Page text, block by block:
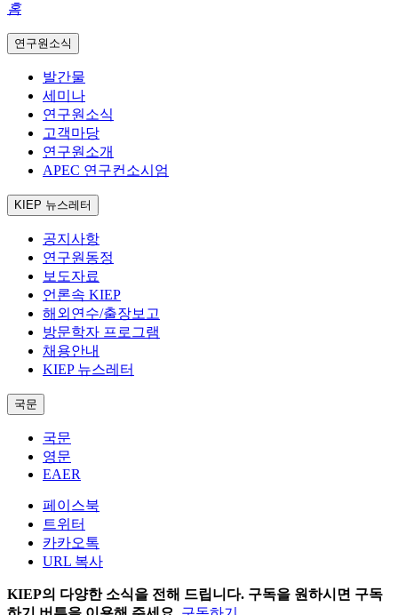
홈
연구원소식
발간물
세미나
연구원소식
고객마당
연구원소개
APEC 연구컨소시엄
KIEP 뉴스레터
공지사항
연구원동정
보도자료
언론속 KIEP
해외연수/출장보고
방문학자 프로그램
채용안내
KIEP 뉴스레터
국문
국문
영문
EAER
페이스북
트위터
카카오톡
URL 복사
KIEP의 다양한 소식을 전해 드립니다. 구독을 원하시면 구독